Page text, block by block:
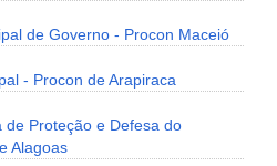
de Governo - Procon Maceió
- Procon de Arapiraca
de Proteção e Defesa do
Alagoas